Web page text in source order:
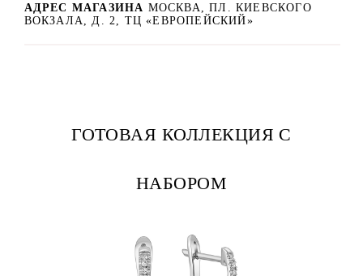
АДРЕС МАГАЗИНА МОСКВА, ПЛ. КИЕВСКОГО
ВОКЗАЛА, Д. 2, ТЦ «ЕВРОПЕЙСКИЙ»
ГОТОВАЯ КОЛЛЕКЦИЯ С
НАБОРОМ